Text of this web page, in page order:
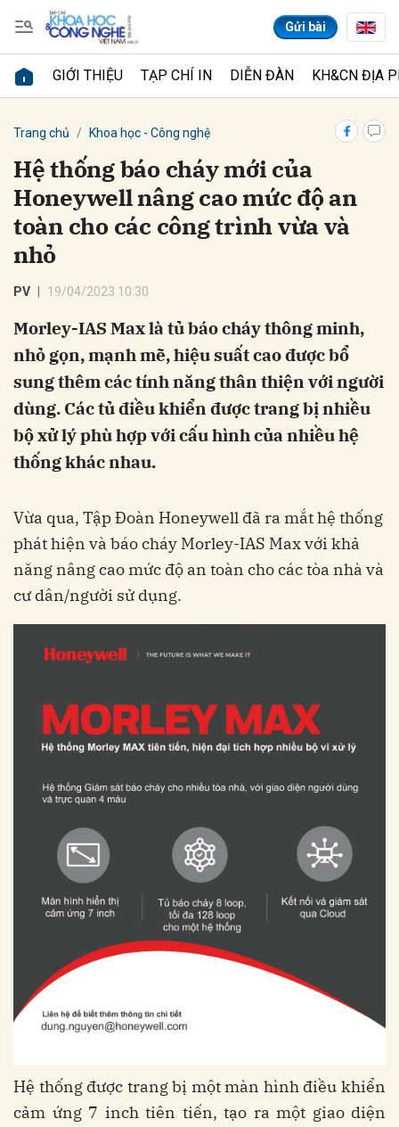
Gửi bài
GIỚI THIỆU TẠP CHÍ IN DIỄN ĐÀN KH&CN ĐỊA
Trang chủ Khoa học - Công nghệ
Hệ thống báo cháy mới của
Honeywell nâng cao mức độ an
toàn cho các công trình vừa và
nhỏ
PV 19/04/2023 10:30
Morley-IAS Max là tủ báo cháy thông minh,
nhỏ gọn, mạnh mẽ, hiệu suất cao được bổ
sung thêm các tính năng thân thiện với người
dùng. Các tủ điều khiển được trang bị nhiều
bộ xử lý phù hợp với cấu hình của nhiều hệ
thống khác nhau.
Vừa qua, Tập Đoàn Honeywell đã ra mắt hệ thống
phát hiện và báo cháy Morley-IAS Max với khả
năng nâng cao mức độ an toàn cho các tòa nhà và
cư dân/người sử dụng.
Hệ thống được trang bị một màn hình điều khiển
cảm ứng 7 inch tiên tiến, tạo ra một giao diện
Gửi bình luận